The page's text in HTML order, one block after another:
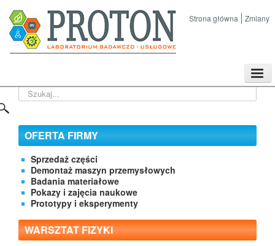
Strona główna Zmiany
Kontakt
Szukaj...
OFERTA FIRMY
Sprzedaż części
Demontaż maszyn przemysłowych
Badania materiałowe
Pokazy i zajęcia naukowe
Prototypy i eksperymenty
WARSZTAT FIZYKI